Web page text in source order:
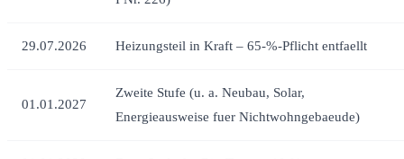
29.07.2026 Heizungsteil in Kraft – 65-%-Pflicht entfaellt
01.01.2027
Zweite Stufe (u. a. Neubau, Solar,
Energieausweise fuer Nichtwohngebaeude)